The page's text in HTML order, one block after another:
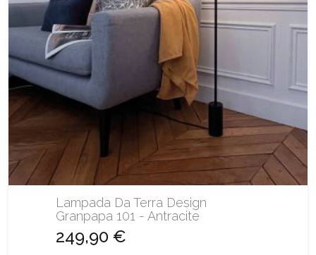
Lampada Da Terra Design
Granpapa 101 - Antracite
249,90 €